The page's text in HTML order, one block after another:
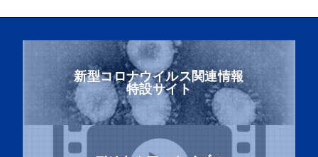
新型コロナウイルス関連情報
特設サイト